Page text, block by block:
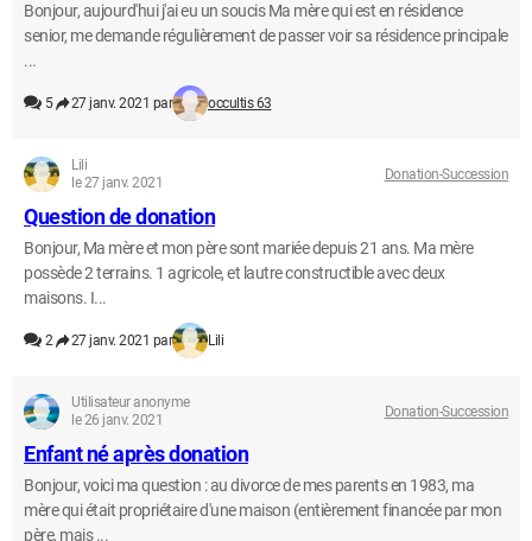
Bonjour, aujourd'hui j'ai eu un soucis Ma mère qui est en résidence
senior, me demande régulièrement de passer voir sa résidence principale
...
5 27 janv. 2021 par occultis 63
Lili
le 27 janv. 2021
Donation-Succession
Question de donation
Bonjour, Ma mère et mon père sont mariée depuis 21 ans. Ma mère
possède 2 terrains. 1 agricole, et lautre constructible avec deux
maisons. I...
2 27 janv. 2021 par Lili
Utilisateur anonyme
le 26 janv. 2021
Donation-Succession
Enfant né après donation
Bonjour, voici ma question : au divorce de mes parents en 1983, ma
mère qui était propriétaire d'une maison (entièrement financée par mon
père, mais ...